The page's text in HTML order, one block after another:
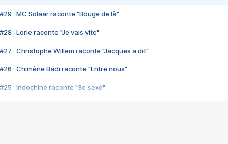
#29 : MC Solaar raconte "Bouge de là"
#28 : Lorie raconte "Je vais vite"
#27 : Christophe Willem raconte "Jacques a dit"
#26 : Chimène Badi raconte "Entre nous"
#25 : Indochine raconte "3e sexe"